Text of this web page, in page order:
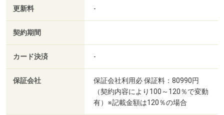
更新料 -
契約期間
カード決済 -
保証会社
保証会社利用必 保証料：80990円
（契約内容により100～120％で変動
有）※記載金額は120％の場合